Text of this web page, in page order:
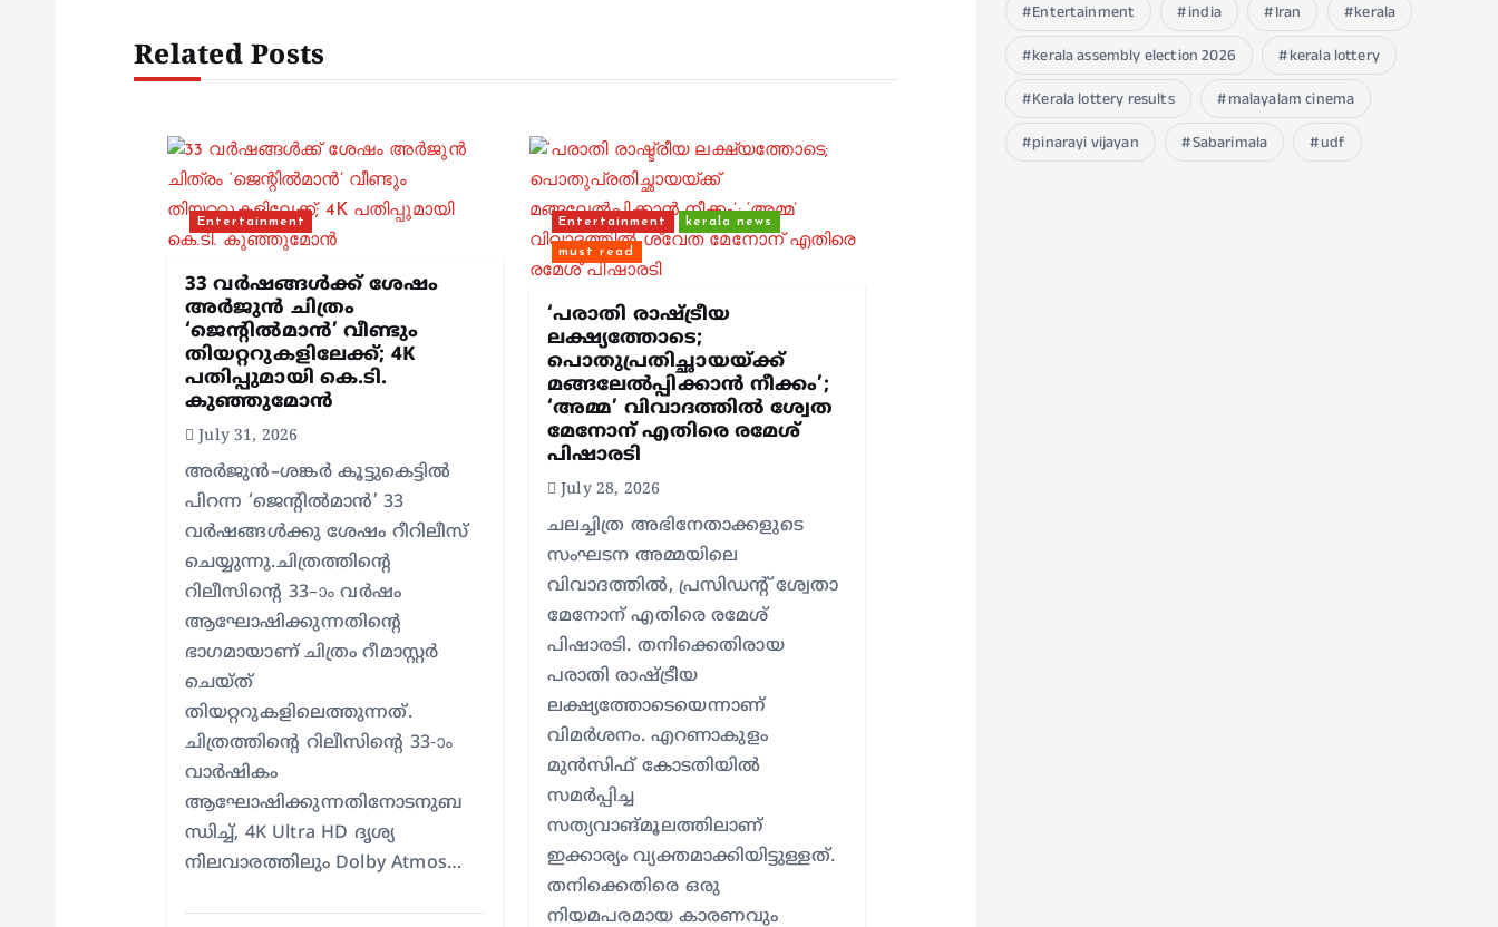
Related Posts
Entertainment
33 വർഷങ്ങൾക്ക് ശേഷം
അർജുൻ ചിത്രം
‘ജെന്റിൽമാൻ’ വീണ്ടും
തിയറ്ററുകളിലേക്ക്; 4K
പതിപ്പുമായി കെ.ടി.
കുഞ്ഞുമോൻ
July 31, 2026
അർജുൻ–ശങ്കർ കൂട്ടുകെട്ടിൽ
പിറന്ന ‘ജെന്റിൽമാൻ’ 33
വർഷങ്ങൾക്കു ശേഷം റീറിലീസ്
ചെയ്യുന്നു.ചിത്രത്തിന്റെ
റിലീസിന്റെ 33–ാം വർഷം
ആഘോഷിക്കുന്നതിന്റെ
ഭാഗമായാണ് ചിത്രം റീമാസ്റ്റർ
ചെയ്ത്
തിയറ്ററുകളിലെത്തുന്നത്.
ചിത്രത്തിന്റെ റിലീസിന്റെ 33-ാം
വാർഷികം
ആഘോഷിക്കുന്നതിനോടനുബ
ന്ധിച്ച്, 4K Ultra HD ദൃശ്യ
നിലവാരത്തിലും Dolby Atmos…
Entertainment kerala news
must read
‘പരാതി രാഷ്ട്രീയ
ലക്ഷ്യത്തോടെ;
പൊതുപ്രതിച്ഛായയ്ക്ക്
മങ്ങലേല്‍പ്പിക്കാന്‍ നീക്കം’;
‘അമ്മ’ വിവാദത്തില്‍ ശ്വേത
മേനോന് എതിരെ രമേശ്
പിഷാരടി
July 28, 2026
ചലച്ചിത്ര അഭിനേതാക്കളുടെ
സംഘടന അമ്മയിലെ
വിവാദത്തില്‍, പ്രസിഡന്റ് ശ്വേതാ
മേനോന് എതിരെ രമേശ്
പിഷാരടി. തനിക്കെതിരായ
പരാതി രാഷ്ട്രീയ
ലക്ഷ്യത്തോടെയെന്നാണ്
വിമര്‍ശനം. എറണാകുളം
മുന്‍സിഫ് കോടതിയില്‍
സമര്‍പ്പിച്ച
സത്യവാങ്മൂലത്തിലാണ്
ഇക്കാര്യം വ്യക്തമാക്കിയിട്ടുള്ളത്.
തനിക്കെതിരെ ഒരു
നിയമപരമായ കാരണവും
Entertainment
india Iran
kerala
kerala assembly election 2026
kerala lottery
Kerala lottery results
malayalam cinema
pinarayi vijayan
Sabarimala udf